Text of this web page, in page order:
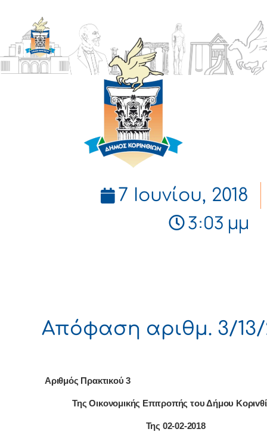
ΔΗΜΟΣ
ΚΟΡΙΝΘΙΩΝ
7 Ιουνίου, 2018
3:03 μμ
Απόφαση αριθμ. 3/13/
Αριθμός Πρακτικού 3
Της Οικονομικής Επιτρoπής τoυ Δήμoυ
Της 02-02-2018